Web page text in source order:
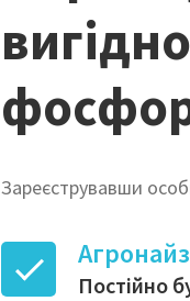
Зареєструвавши
Постійно